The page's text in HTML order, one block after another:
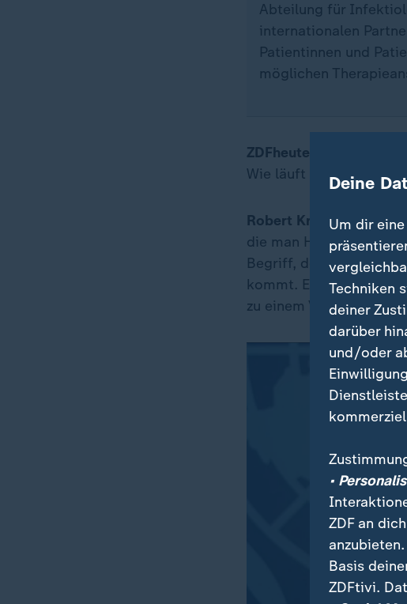
Abteilung für
internationalen
Patientinnen und
möglichen
ZDFheute:
Die neue
Wie läuft eine solche
Robert Krause:Bei der
die man Hantavirus
Begriff, der beschreibt,
kommt. Es kommt zu
zu einem Versagen von
Deine
Um dir
Techniken
deiner
darüber
und/oder
•
ZDF an
Basis
ZDFtivi.